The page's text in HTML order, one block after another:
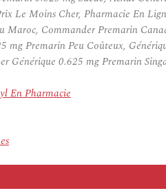
Le Moins Cher, Pharmacie En
Maroc, Commander Premarin
mg Premarin Peu Coûteux,
Générique 0.625 mg Premarin
En Pharmacie